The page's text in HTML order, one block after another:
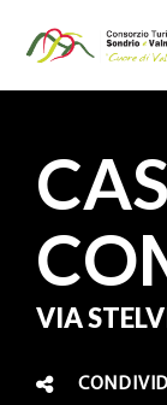
contenuto
IT
VIA
CONDIVIDI